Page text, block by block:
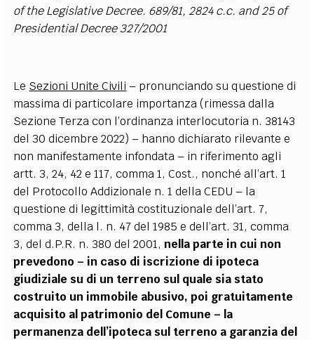
of the Legislative Decree. 689/81, 2824 c.c. and 25 of
Presidential Decree 327/2001
Le Sezioni Unite Civili – pronunciando su questione di
massima di particolare importanza (rimessa dalla
Sezione Terza con l’ordinanza interlocutoria n. 38143
del 30 dicembre 2022) – hanno dichiarato rilevante e
non manifestamente infondata – in riferimento agli
artt. 3, 24, 42 e 117, comma 1, Cost., nonché all’art. 1
del Protocollo Addizionale n. 1 della CEDU – la
questione di legittimità costituzionale dell’art. 7,
comma 3, della l. n. 47 del 1985 e dell’art. 31, comma
3, del d.P.R. n. 380 del 2001, nella parte in cui non
prevedono – in caso di iscrizione di ipoteca
giudiziale su di un terreno sul quale sia stato
costruito un immobile abusivo, poi gratuitamente
acquisito al patrimonio del Comune – la
permanenza dell’ipoteca sul terreno a garanzia del